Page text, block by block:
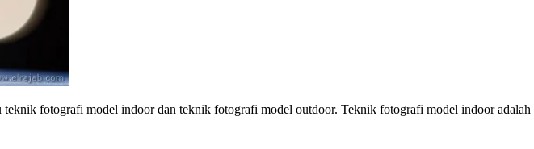
fotografi model indoor dan teknik fotografi model outdoor. Teknik fotografi model indoor adalah